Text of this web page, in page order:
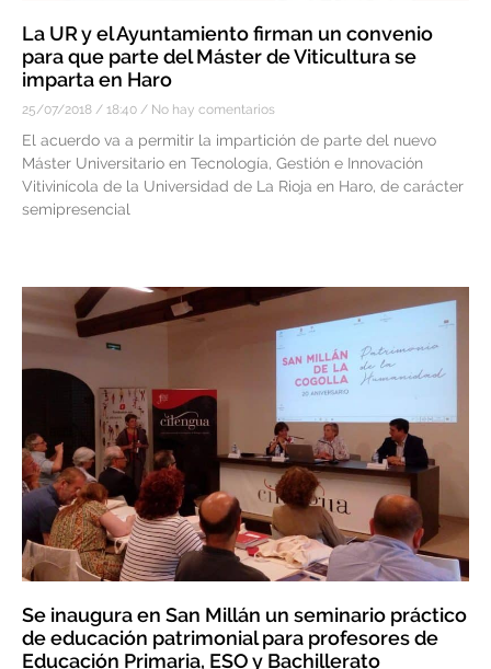
La UR y el Ayuntamiento firman un convenio
para que parte del Máster de Viticultura se
imparta en Haro
25/07/2018 18:40 No hay comentarios
El acuerdo va a permitir la impartición de parte del nuevo
Máster Universitario en Tecnología, Gestión e Innovación
Vitivinícola de la Universidad de La Rioja en Haro, de carácter
semipresencial
Se inaugura en San Millán un seminario práctico
de educación patrimonial para profesores de
Educación Primaria, ESO y Bachillerato